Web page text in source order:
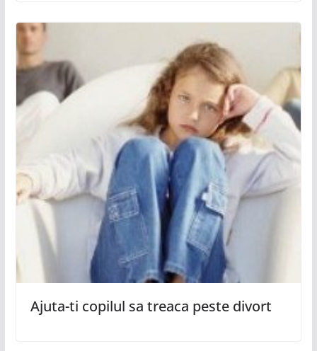
Ajuta-ti copilul sa treaca peste divort